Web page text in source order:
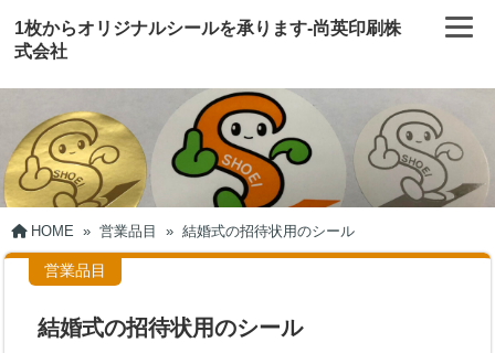
1枚からオリジナルシールを承ります-尚英印刷株
式会社
HOME » 営業品目 » 結婚式の招待状用のシール
営業品目
結婚式の招待状用のシール